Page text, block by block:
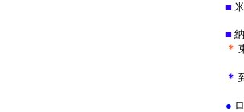
■
■
＊
＊
●